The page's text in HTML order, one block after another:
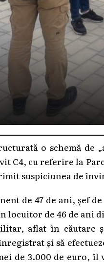
o schemă
С4, cu referire la
suspiciunea de
de 47 de ani, șef
locuitor de 46 de ani
aflat în căutare
și să
de 3.000 de euro,